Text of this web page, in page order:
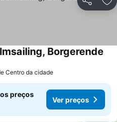
Partilhar
Borgerende
Centro da cidade
preços
Ver preços